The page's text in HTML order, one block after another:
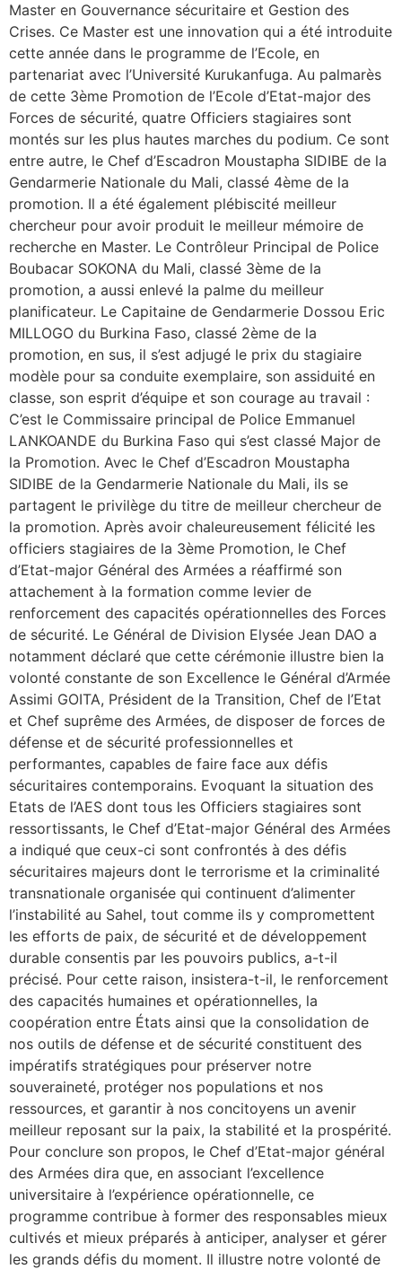
Master en Gouvernance sécuritaire et Gestion des
Crises. Ce Master est une innovation qui a été introduite
cette année dans le programme de l’Ecole, en
partenariat avec l’Université Kurukanfuga. Au palmarès
de cette 3ème Promotion de l’Ecole d’Etat-major des
Forces de sécurité, quatre Officiers stagiaires sont
montés sur les plus hautes marches du podium. Ce sont
entre autre, le Chef d’Escadron Moustapha SIDIBE de la
Gendarmerie Nationale du Mali, classé 4ème de la
promotion. Il a été également plébiscité meilleur
chercheur pour avoir produit le meilleur mémoire de
recherche en Master. Le Contrôleur Principal de Police
Boubacar SOKONA du Mali, classé 3ème de la
promotion, a aussi enlevé la palme du meilleur
planificateur. Le Capitaine de Gendarmerie Dossou Eric
MILLOGO du Burkina Faso, classé 2ème de la
promotion, en sus, il s’est adjugé le prix du stagiaire
modèle pour sa conduite exemplaire, son assiduité en
classe, son esprit d’équipe et son courage au travail :
C’est le Commissaire principal de Police Emmanuel
LANKOANDE du Burkina Faso qui s’est classé Major de
la Promotion. Avec le Chef d’Escadron Moustapha
SIDIBE de la Gendarmerie Nationale du Mali, ils se
partagent le privilège du titre de meilleur chercheur de
la promotion. Après avoir chaleureusement félicité les
officiers stagiaires de la 3ème Promotion, le Chef
d’Etat-major Général des Armées a réaffirmé son
attachement à la formation comme levier de
renforcement des capacités opérationnelles des Forces
de sécurité. Le Général de Division Elysée Jean DAO a
notamment déclaré que cette cérémonie illustre bien la
volonté constante de son Excellence le Général d’Armée
Assimi GOITA, Président de la Transition, Chef de l’Etat
et Chef suprême des Armées, de disposer de forces de
défense et de sécurité professionnelles et
performantes, capables de faire face aux défis
sécuritaires contemporains. Evoquant la situation des
Etats de l’AES dont tous les Officiers stagiaires sont
ressortissants, le Chef d’Etat-major Général des Armées
a indiqué que ceux-ci sont confrontés à des défis
sécuritaires majeurs dont le terrorisme et la criminalité
transnationale organisée qui continuent d’alimenter
l’instabilité au Sahel, tout comme ils y compromettent
les efforts de paix, de sécurité et de développement
durable consentis par les pouvoirs publics, a-t-il
précisé. Pour cette raison, insistera-t-il, le renforcement
des capacités humaines et opérationnelles, la
coopération entre États ainsi que la consolidation de
nos outils de défense et de sécurité constituent des
impératifs stratégiques pour préserver notre
souveraineté, protéger nos populations et nos
ressources, et garantir à nos concitoyens un avenir
meilleur reposant sur la paix, la stabilité et la prospérité.
Pour conclure son propos, le Chef d’Etat-major général
des Armées dira que, en associant l’excellence
universitaire à l’expérience opérationnelle, ce
programme contribue à former des responsables mieux
cultivés et mieux préparés à anticiper, analyser et gérer
les grands défis du moment. Il illustre notre volonté de